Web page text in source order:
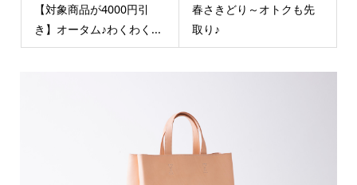
【対象商品が4000円引
き】オータム♪わくわく...
春さきどり～オトクも先
取り♪